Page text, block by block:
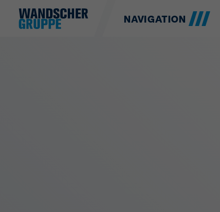
NAVIGATION